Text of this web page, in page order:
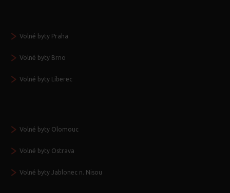
Volné byty Praha
Volné byty Brno
Volné byty Liberec
Volné byty Olomouc
Volné byty Ostrava
Volné byty Jablonec n. Nisou